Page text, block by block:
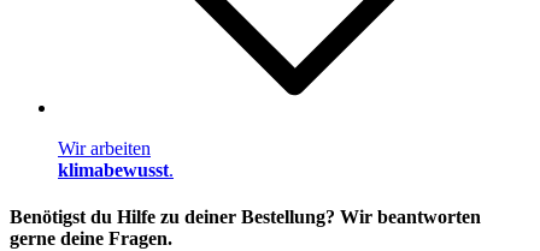
Wir arbeiten
klimabewusst.
Benötigst du Hilfe zu deiner Bestellung? Wir beantworten
gerne deine Fragen.